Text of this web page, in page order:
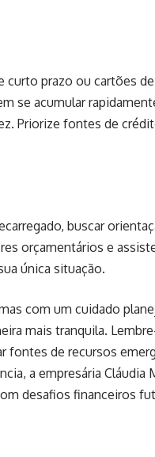
curto prazo ou cartões
se acumular
Priorize fontes de
buscar
orçamentários e
única situação.
com um cuidado
mais tranquila.
fontes de recursos
a empresária Cláudia
desafios financeiros